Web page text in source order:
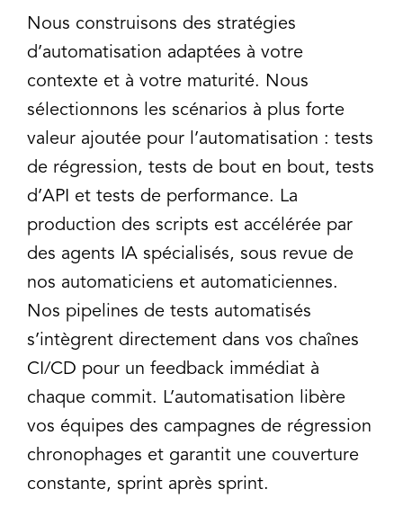
Nous construisons des stratégies
d’automatisation adaptées à votre
contexte et à votre maturité. Nous
sélectionnons les scénarios à plus forte
valeur ajoutée pour l’automatisation : tests
de régression, tests de bout en bout, tests
d’API et tests de performance. La
production des scripts est accélérée par
des agents IA spécialisés, sous revue de
nos automaticiens et automaticiennes.
Nos pipelines de tests automatisés
s’intègrent directement dans vos chaînes
CI/CD pour un feedback immédiat à
chaque commit. L’automatisation libère
vos équipes des campagnes de régression
chronophages et garantit une couverture
constante, sprint après sprint.